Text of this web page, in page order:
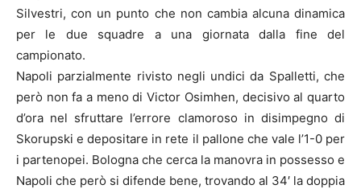
Silvestri, con un punto che non cambia alcuna dinamica
per le due squadre a una giornata dalla fine del
campionato.
Napoli parzialmente rivisto negli undici da Spalletti, che
però non fa a meno di Victor Osimhen, decisivo al quarto
d’ora nel sfruttare l’errore clamoroso in disimpegno di
Skorupski e depositare in rete il pallone che vale l’1-0 per
i partenopei. Bologna che cerca la manovra in possesso e
Napoli che però si difende bene, trovando al 34′ la doppia